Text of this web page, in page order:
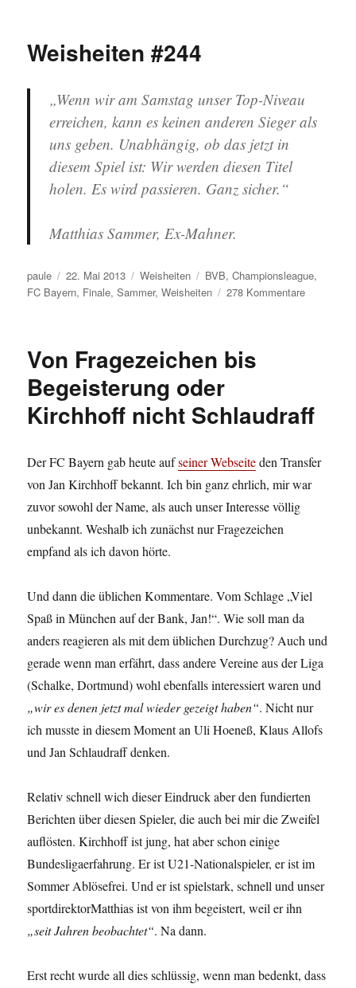
Weisheiten #244
„Wenn wir am Samstag unser Top-Niveau
erreichen, kann es keinen anderen Sieger als
uns geben. Unabhängig, ob das jetzt in
diesem Spiel ist: Wir werden diesen Titel
holen. Es wird passieren. Ganz sicher.“
Matthias Sammer, Ex-Mahner.
Autor
paule
Veröffentlicht
am
22. Mai 2013 Kategorien
Weisheiten Schlagwörter
BVB,Championsleague,
FC Bayern, Finale,Sammer,Weisheiten 278 Kommentarezu
Von Fragezeichen bis
Begeisterung oder
Kirchhoff nicht Schlaudraff
Der FC Bayern gab heute aufseiner Webseiteden Transfer
von Jan Kirchhoff bekannt. Ich bin ganz ehrlich, mir war
zuvor sowohl der Name, als auch unser Interesse völlig
unbekannt. Weshalb ich zunächst nur Fragezeichen
empfand als ich davon hörte.
Und dann die üblichen Kommentare. Vom Schlage „Viel
Spaß in München auf der Bank, Jan!“. Wie soll man da
anders reagieren als mit dem üblichen Durchzug? Auch und
gerade wenn man erfährt, dass andere Vereine aus der Liga
(Schalke, Dortmund) wohl ebenfalls interessiert waren und
„wir es denen jetzt mal wieder gezeigt haben“. Nicht nur
ich musste in diesem Moment an Uli Hoeneß, Klaus Allofs
und Jan Schlaudraff denken.
Relativ schnell wich dieser Eindruck aber den fundierten
Berichten über diesen Spieler, die auch bei mir die Zweifel
auflösten. Kirchhoff ist jung, hat aber schon einige
Bundesligaerfahrung. Er ist U21-Nationalspieler, er ist im
Sommer Ablösefrei. Und er ist spielstark, schnell und unser
sportdirektorMatthias ist von ihm begeistert, weil er ihn
„seit Jahren beobachtet“. Na dann.
Erst recht wurde all dies schlüssig, wenn man bedenkt, dass